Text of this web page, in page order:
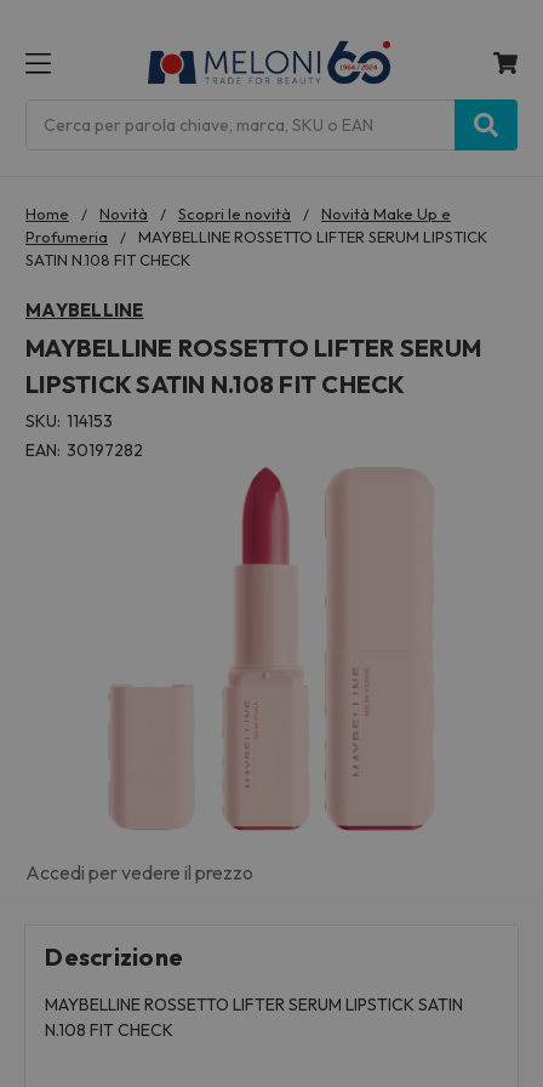
Home Novità Scopri le novità
Novità Make Up e
Profumeria
MAYBELLINE ROSSETTO LIFTER SERUM LIPSTICK
SATIN N.108 FIT CHECK
MAYBELLINE
MAYBELLINE ROSSETTO LIFTER SERUM
LIPSTICK SATIN N.108 FIT CHECK
SKU: 114153
EAN: 30197282
Accedi per vedere il prezzo
Descrizione
MAYBELLINE ROSSETTO LIFTER SERUM LIPSTICK SATIN
N.108 FIT CHECK